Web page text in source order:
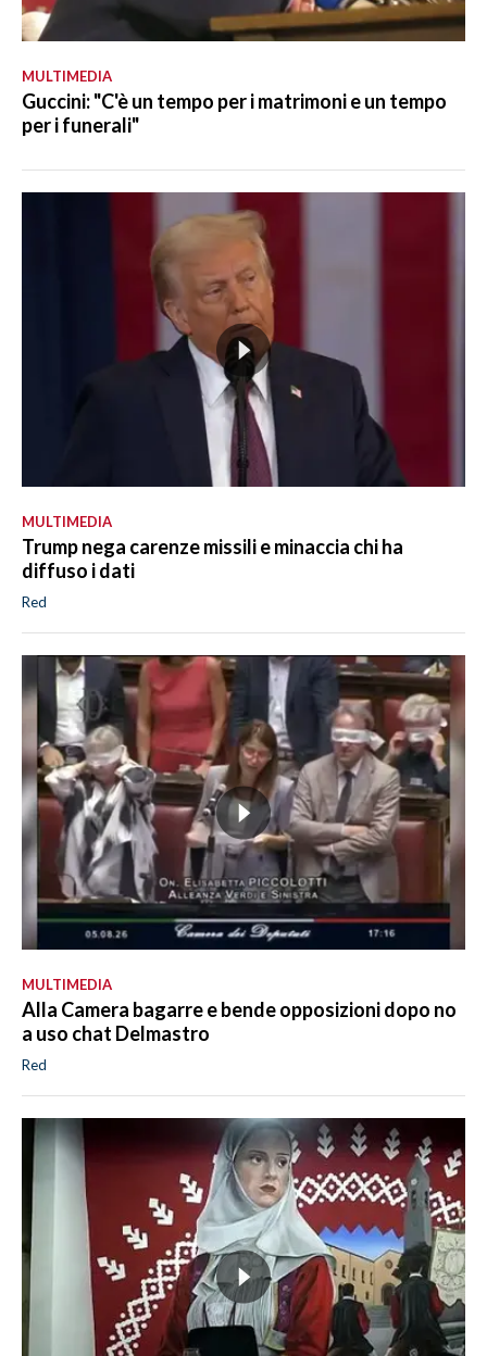
MULTIMEDIA
Guccini: "C'è un tempo per i matrimoni e un tempo
per i funerali"
MULTIMEDIA
Trump nega carenze missili e minaccia chi ha
diffuso i dati
Red
MULTIMEDIA
Alla Camera bagarre e bende opposizioni dopo no
a uso chat Delmastro
Red